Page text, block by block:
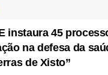
instaura 45
na defesa da
de Xisto”